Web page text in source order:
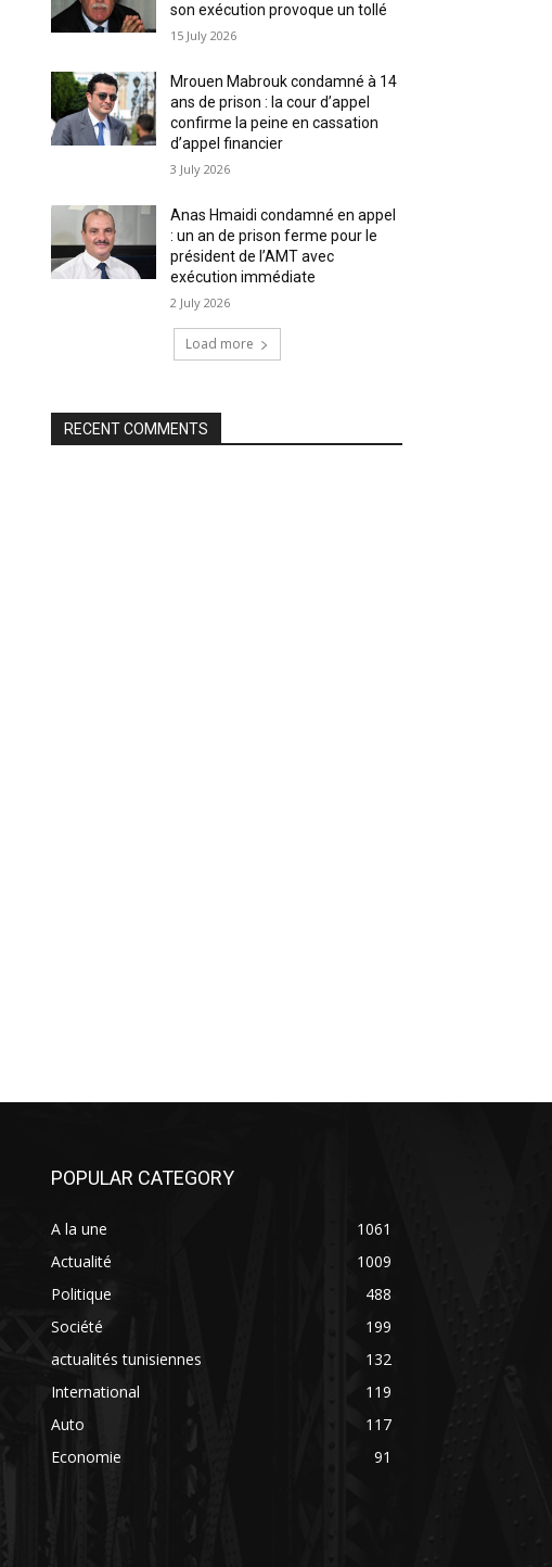
son exécution provoque un tollé
15 July 2026
Mrouen Mabrouk condamné à 14
ans de prison : la cour d’appel
confirme la peine en cassation
d’appel financier
3 July 2026
Anas Hmaidi condamné en appel
: un an de prison ferme pour le
président de l’AMT avec
exécution immédiate
2 July 2026
Load more
RECENT COMMENTS